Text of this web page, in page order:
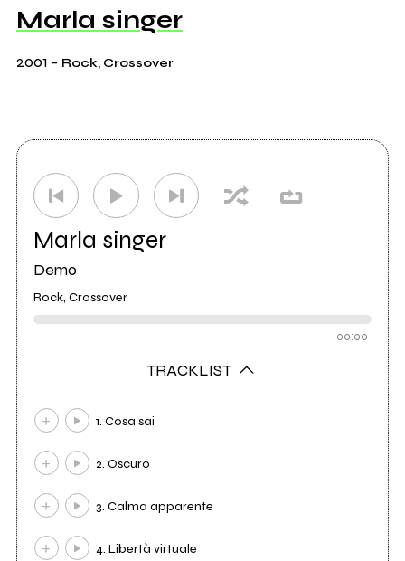
Marla singer
2001 - Rock, Crossover
Marla singer
Demo
Rock, Crossover
00:00
TRACKLIST
1. Cosa sai
2. Oscuro
3. Calma apparente
4. Libertà virtuale